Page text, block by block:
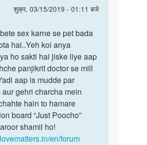
शुक्र, 03/15/2019 - 01:11 बजे
sex karne se pet bada
hai..Yeh koi anya
ho sakti hai jiske liye aap
panjikrit doctor se mill
aap is mudde par
aur gehri charcha mein
hain to hamare
board “Just Poocho”
shamil ho!
en/forum